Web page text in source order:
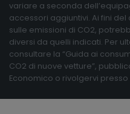
variare a seconda
accessori aggiuntivi. Ai fini
sulle emissioni di CO2,
diversi da quelli indicati. Per
consultare la “Guida ai
CO2 di nuove vetture”,
Economico o rivolgervi